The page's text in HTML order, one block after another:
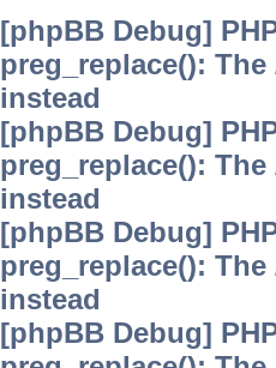
[phpBB Debug]
preg_replace():
instead
[phpBB Debug]
preg_replace():
instead
[phpBB Debug]
preg_replace():
instead
[phpBB Debug]